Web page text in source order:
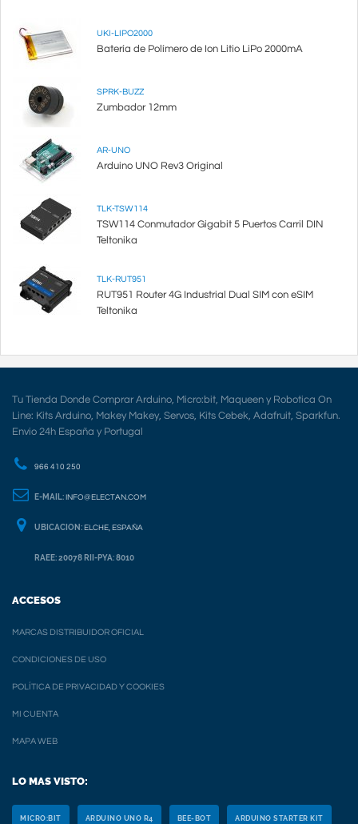
UKI-LIPO2000
Batería de Polímero de Ion Litio LiPo 2000mA
SPRK-BUZZ
Zumbador 12mm
AR-UNO
Arduino UNO Rev3 Original
TLK-TSW114
TSW114 Conmutador Gigabit 5 Puertos Carril DIN
Teltonika
TLK-RUT951
RUT951 Router 4G Industrial Dual SIM con eSIM
Teltonika
Tu Tienda Donde Comprar Arduino, Micro:bit, Maqueen y Robotica On
Line: Kits Arduino, Makey Makey, Servos, Kits Cebek, Adafruit, Sparkfun.
Envio 24h España y Portugal
966 410 250
E-MAIL: INFO@ELECTAN.COM
UBICACION: ELCHE, ESPAÑA
RAEE: 20078 RII-PYA: 8010
ACCESOS
MARCAS DISTRIBUIDOR OFICIAL
CONDICIONES DE USO
POLÍTICA DE PRIVACIDAD Y COOKIES
MI CUENTA
MAPA WEB
LO MAS VISTO:
MICRO:BIT ARDUINO UNO R4 BEE-BOT ARDUINO STARTER KIT